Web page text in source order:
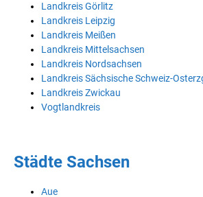
Landkreis Görlitz
Landkreis Leipzig
Landkreis Meißen
Landkreis Mittelsachsen
Landkreis Nordsachsen
Landkreis Sächsische Schweiz-
Landkreis Zwickau
Vogtlandkreis
Städte Sachsen
Aue